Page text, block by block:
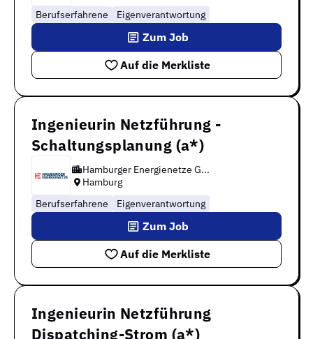
Berufserfahrene
Eigenverantwortung
Auf die Merkliste
Zum Job
Ingenieurin Netzführung -
Schaltungsplanung (a*)
Hamburger Energienetze G...
Hamburg
Berufserfahrene
Eigenverantwortung
Auf die Merkliste
Zum Job
Ingenieurin Netzführung
Dispatching-Strom (a*)